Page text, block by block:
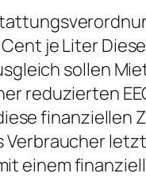
je Liter
sollen
reduzierten
einem